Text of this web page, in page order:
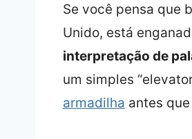
Se você pensa que
Unido, está
interpretação de
um simples
armadilha antes